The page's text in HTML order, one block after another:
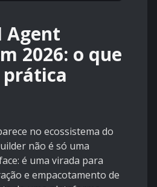
Agent
2026: o que
no ecossistema do
não é só uma
é uma virada para
e empacotamento de